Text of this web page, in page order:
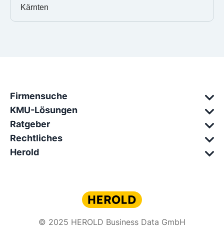
Kärnten
Firmensuche
KMU-Lösungen
Ratgeber
Rechtliches
Herold
© 2025 HEROLD Business Data GmbH